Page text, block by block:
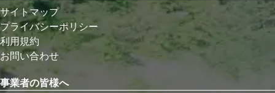
サイトマップ
プライバシーポリシー
利用規約
お問い合わせ
事業者の皆様へ